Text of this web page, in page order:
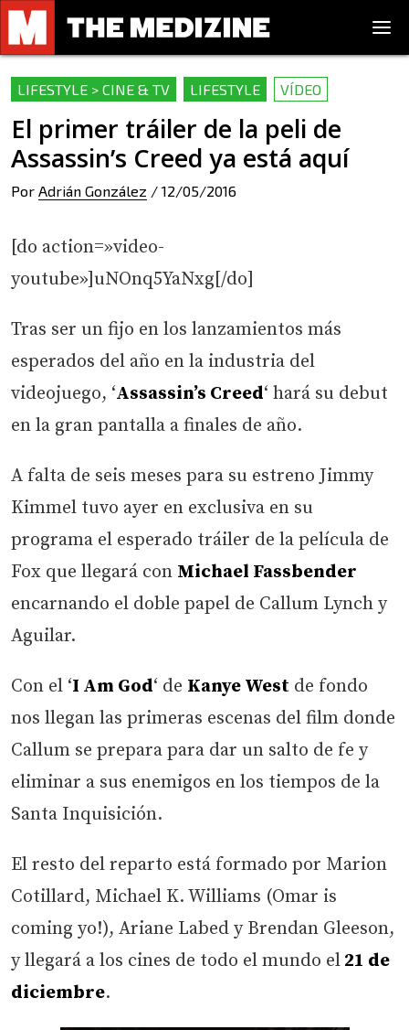
LIFESTYLE > CINE & TV LIFESTYLE VÍDEO
El primer tráiler de la peli de
Assassin’s Creed ya está aquí
Por Adrián González / 12/05/2016
[do action=»video-
youtube»]uNOnq5YaNxg[/do]
Tras ser un fijo en los lanzamientos más
esperados del año en la industria del
videojuego, ‘Assassin’s Creed‘ hará su debut
en la gran pantalla a finales de año.
A falta de seis meses para su estreno Jimmy
Kimmel tuvo ayer en exclusiva en su
programa el esperado tráiler de la película de
Fox que llegará con Michael Fassbender
encarnando el doble papel de Callum Lynch y
Aguilar.
Con el ‘I Am God‘ de Kanye West de fondo
nos llegan las primeras escenas del film donde
Callum se prepara para dar un salto de fe y
eliminar a sus enemigos en los tiempos de la
Santa Inquisición.
El resto del reparto está formado por Marion
Cotillard, Michael K. Williams (Omar is
coming yo!), Ariane Labed y Brendan Gleeson,
y llegará a los cines de todo el mundo el 21 de
diciembre.